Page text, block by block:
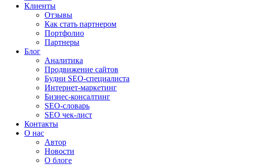
Клиенты
Отзывы
Как стать партнером
Портфолио
Партнеры
Блог
Аналитика
Продвижение сайтов
Будни SEO-специалиста
Интернет-маркетинг
Бизнес-консалтинг
SEO-словарь
SEO чек-лист
Контакты
О нас
Автор
Новости
О блоге